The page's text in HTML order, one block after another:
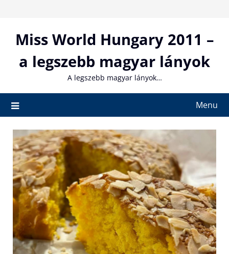
contentMiss World Hungary 2011 –
a legszebb magyar lányok
A legszebb magyar lányok…
Menu